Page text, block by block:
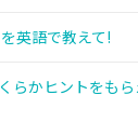
英語で教えて!
らかヒントをも